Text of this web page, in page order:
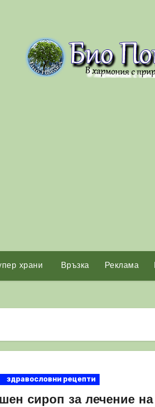
храни Връзка Реклама
здравословни рецепти
сироп за лечение на